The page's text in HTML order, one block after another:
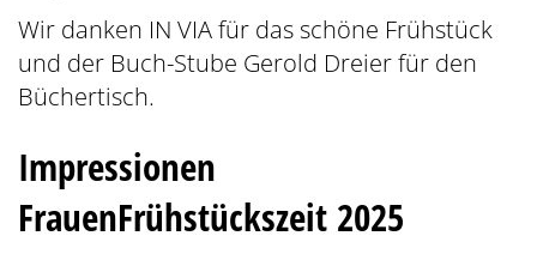
Wir danken IN VIA für das schöne Frühstück
und der Buch-Stube Gerold Dreier für den
Büchertisch.
Impressionen
FrauenFrühstückszeit 2025